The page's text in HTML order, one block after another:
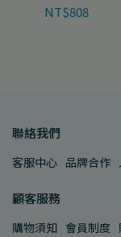
NT$808
聯絡我們
客服中心 品牌合作
顧客服務
購物須知 會員制度